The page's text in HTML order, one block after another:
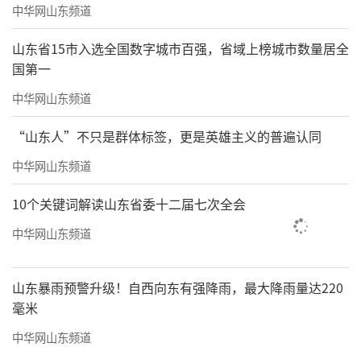
中华网山东频道
山东省15市入选全国数字城市百强，省域上榜城市数量居全
国第一
中华网山东频道
“山东人”不只是群体标签，更是英雄主义的普遍认同
中华网山东频道
10个关键词解读山东省委十二届七次全会
中华网山东频道
山东暴雨预警升级！自西向东有强降雨，最大降雨量达220
毫米
中华网山东频道